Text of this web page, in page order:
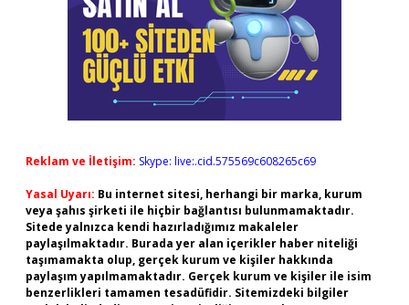
Reklam ve İletişim: Skype: live:.cid.575569c608265c69
Yasal Uyarı: Bu internet sitesi, herhangi bir marka, kurum
veya şahıs şirketi ile hiçbir bağlantısı bulunmamaktadır.
Sitede yalnızca kendi hazırladığımız makaleler
paylaşılmaktadır. Burada yer alan içerikler haber niteliği
taşımamakta olup, gerçek kurum ve kişiler hakkında
paylaşım yapılmamaktadır. Gerçek kurum ve kişiler ile isim
benzerlikleri tamamen tesadüfidir. Sitemizdeki bilgiler